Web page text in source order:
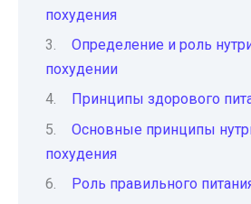
похудения
Определение и роль
похудении
Принципы здорового
Основные принципы
похудения
Роль правильного